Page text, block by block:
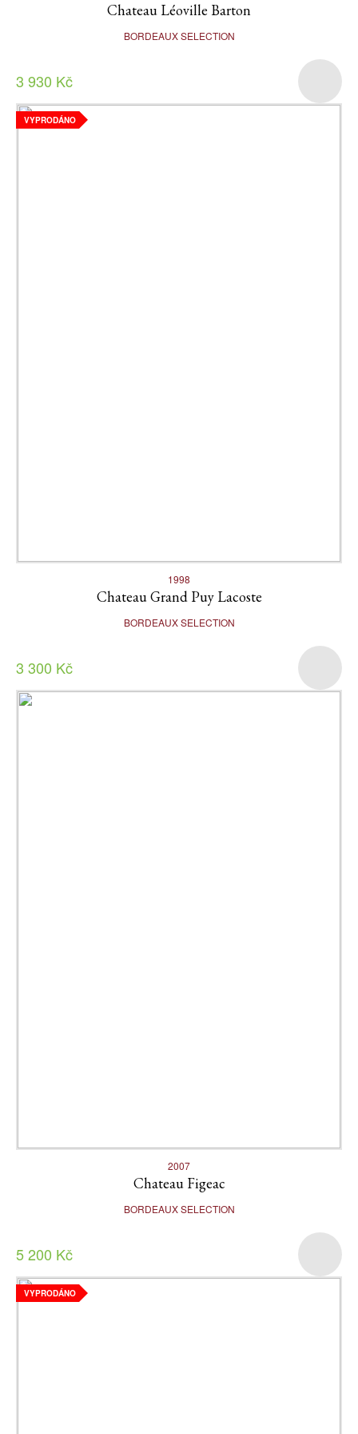
Chateau Léoville Barton
BORDEAUX SELECTION
3 930 Kč
VYPRODÁNO
1998
Chateau Grand Puy Lacoste
BORDEAUX SELECTION
3 300 Kč
2007
Chateau Figeac
BORDEAUX SELECTION
5 200 Kč
VYPRODÁNO